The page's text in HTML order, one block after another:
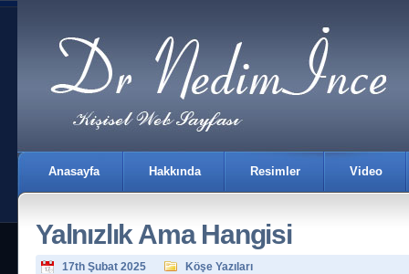
Anasayfa Hakkında Resimler Video
Yalnızlık Ama Hangisi
17th Şubat 2025 Köşe Yazıları